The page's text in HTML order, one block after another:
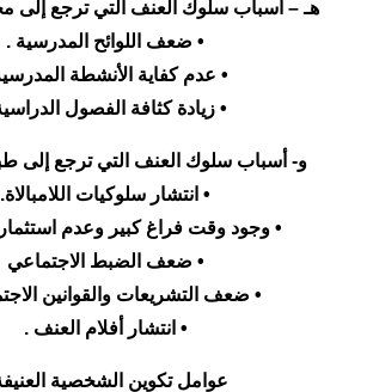
هـ – أسباب سلوك العنف التي ترجع إلى
• ضعف اللوائح المدرسية .
• عدم كفاية الأنشطة
• زيادة كثافة الفصول
و- أسباب سلوك العنف التي ترجع إلى
• انتشار سلوكيات اللامبالاة.
• وجود وقت فراغ كبير وعدم استثماره
• ضعف الضبط الاجتماعي
• ضعف التشريعات والقوانين
• انتشار أفلام العنف .
عوامل تكوين الشخصية